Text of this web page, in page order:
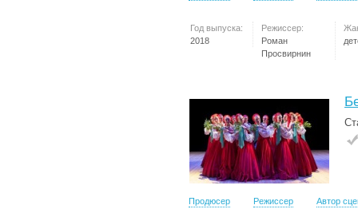
Год выпуска:
2018
Режиссер:
Роман
Просвирнин
Продюсер Режиссер Автор